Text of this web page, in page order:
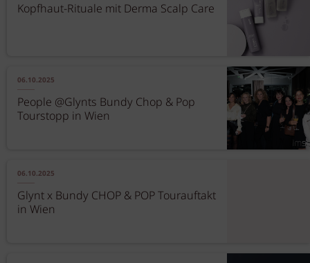
Kopfhaut-Rituale mit Derma Scalp Care
06.10.2025
People @Glynts Bundy Chop & Pop
Tourstopp in Wien
06.10.2025
Glynt x Bundy CHOP & POP Tourauftakt
in Wien